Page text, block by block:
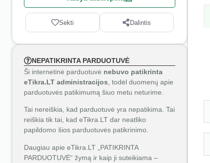
Sekti Dalintis
NEPATIKRINTA PARDUOTUVĖ
Ši internetinė parduotuvė nebuvo patikrinta
eTikra.LT administracijos , todėl duomenų apie
parduotuvės patikimumą šiuo metu neturime.
Tai nereiškia, kad parduotuvė yra nepatikima. Tai
reiškia tik tai, kad eTikra.LT dar neatliko
papildomo šios parduotuvės patikrinimo.
Daugiau apie eTikra.LT „PATIKRINTA
PARDUOTUVĖ“ žymą ir kaip ji suteikiama –